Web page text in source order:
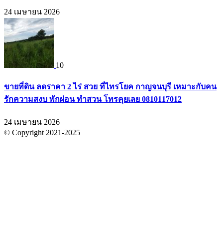
24 เมษายน 2026
10
ขายที่ดิน ลดราคา 2 ไร่ สวย ที่ไทรโยค กาญจนบุรี เหมาะกับคน
รักความสงบ พักผ่อน ทำสวน โทรคุยเลย 0810117012
24 เมษายน 2026
© Copyright 2021-2025